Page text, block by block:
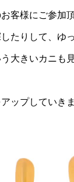
客様にご参加頂
たりして、ゆ
大きいカニも
ップしていきま